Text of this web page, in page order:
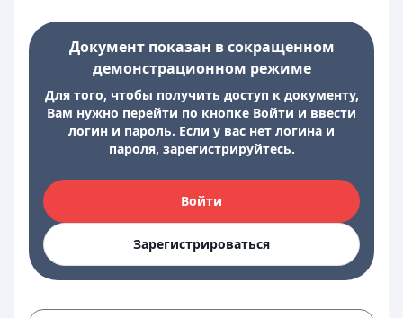
Документ показан в сокращенном
демонстрационном режиме
Для того, чтобы получить доступ к документу,
Вам нужно перейти по кнопке Войти и ввести
логин и пароль. Если у вас нет логина и
пароля, зарегистрируйтесь.
Войти
Зарегистрироваться